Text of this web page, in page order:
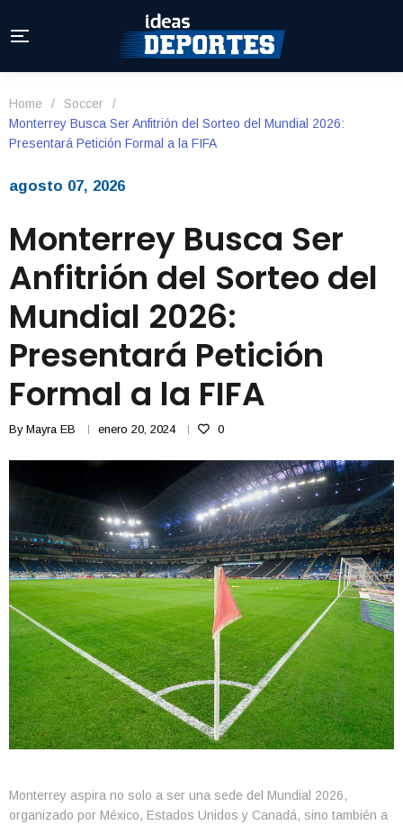
Home / Soccer
/
Monterrey Busca Ser Anfitrión del Sorteo del Mundial 2026:
Presentará Petición Formal a la FIFA
agosto 07, 2026
Monterrey Busca Ser
Anfitrión del Sorteo del
Mundial 2026:
Presentará Petición
Formal a la FIFA
By Mayra EB enero 20, 2024 0
Monterrey aspira no solo a ser una sede del Mundial 2026,
organizado por México, Estados Unidos y Canadá, sino también a